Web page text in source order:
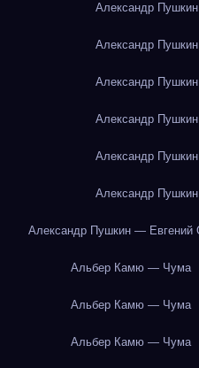
Александр
Александр
Александр
Александр
Александр
Александр
Александр Пушкин — Евгений
Альбер Камю — Чума
Альбер Камю — Чума
Альбер Камю — Чума